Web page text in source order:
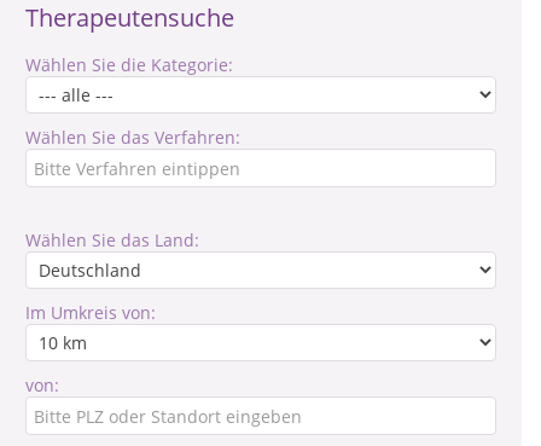
Therapeutensuche
Wählen Sie die Kategorie:
Wählen Sie das Verfahren:
Wählen Sie das Land:
Im Umkreis von:
von: